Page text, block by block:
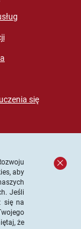
się
aby
Jeśli
się na
że